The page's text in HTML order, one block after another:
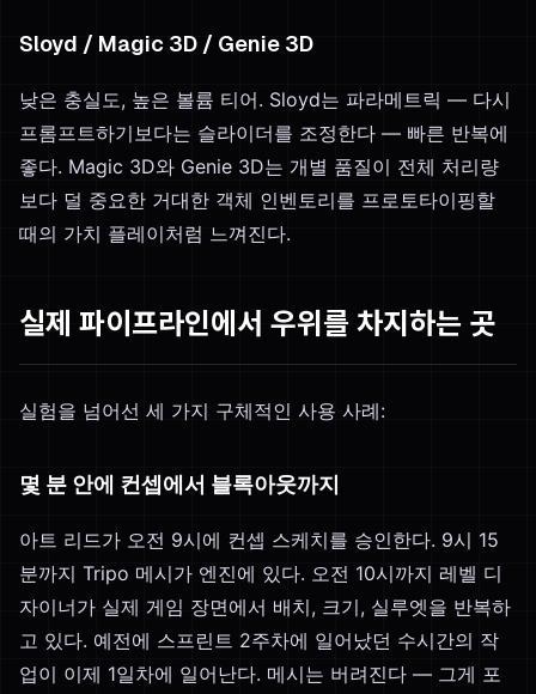
Sloyd / Magic 3D / Genie 3D
낮은 충실도, 높은 볼륨 티어. Sloyd는 파라메트릭 — 다시
프롬프트하기보다는 슬라이더를 조정한다 — 빠른 반복에
좋다. Magic 3D와 Genie 3D는 개별 품질이 전체 처리량
보다 덜 중요한 거대한 객체 인벤토리를 프로토타이핑할
때의 가치 플레이처럼 느껴진다.
실제 파이프라인에서 우위를 차지하는 곳
실험을 넘어선 세 가지 구체적인 사용 사례:
몇 분 안에 컨셉에서 블록아웃까지
아트 리드가 오전 9시에 컨셉 스케치를 승인한다. 9시 15
분까지 Tripo 메시가 엔진에 있다. 오전 10시까지 레벨 디
자이너가 실제 게임 장면에서 배치, 크기, 실루엣을 반복하
고 있다. 예전에 스프린트 2주차에 일어났던 수시간의 작
업이 이제 1일차에 일어난다. 메시는 버려진다 — 그게 포